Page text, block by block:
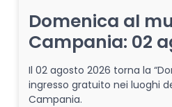
Domenica al
Campania: 02
Il 02 agosto 2026 torna la
ingresso gratuito nei luoghi
Campania.